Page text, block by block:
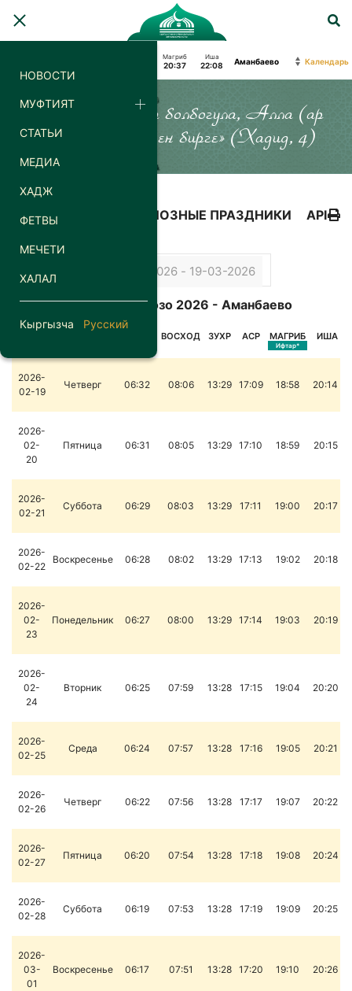
НОВОСТИ
МУФТИЯТ
СТАТЬИ
МЕДИА
ХАДЖ
ФЕТВЫ
МЕЧЕТИ
ХАЛАЛ
Кыргызча Русский
Магриб
20:37
Иша
22:08 Календарь
«Силер кайда гана болбогула, Алла (ар
дайым) силер менен бирге» (Хадид, 4)
КАЛЕНДАРЬ РЕЛИГИОЗНЫЕ ПРАЗДНИКИ API
Календарь Орозо 2026 - Аманбаево
ВОСХОД ЗУХР АСР МАГРИБ
Ифтар*
ИША
2026-
02-19
Четверг 06:32 08:06 13:29 17:09 18:58 20:14
2026-
02-
20
Пятница 06:31 08:05 13:29 17:10 18:59 20:15
2026-
02-21
Суббота 06:29 08:03 13:29 17:11 19:00 20:17
2026-
02-22
Воскресенье 06:28 08:02 13:29 17:13 19:02 20:18
2026-
02-
23
Понедельник 06:27 08:00 13:29 17:14 19:03 20:19
2026-
02-
24
Вторник 06:25 07:59 13:28 17:15 19:04 20:20
2026-
02-25
Среда 06:24 07:57 13:28 17:16 19:05 20:21
2026-
02-26
Четверг 06:22 07:56 13:28 17:17 19:07 20:22
2026-
02-27
Пятница 06:20 07:54 13:28 17:18 19:08 20:24
2026-
02-28
Суббота 06:19 07:53 13:28 17:19 19:09 20:25
2026-
03-
01
Воскресенье 06:17 07:51 13:28 17:20 19:10 20:26